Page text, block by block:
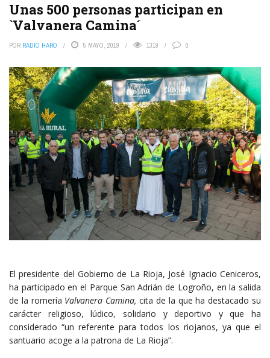
Unas 500 personas participan en
`Valvanera Camina´
POR RADIO HARO 5 MAYO, 2019 1319 0
El presidente del Gobierno de La Rioja, José Ignacio Ceniceros,
ha participado en el Parque San Adrián de Logroño, en la salida
de la romería Valvanera Camina,cita de la que ha destacado su
carácter religioso, lúdico, solidario y deportivo y que ha
considerado “un referente para todos los riojanos, ya que el
santuario acoge a la patrona de La Rioja”.